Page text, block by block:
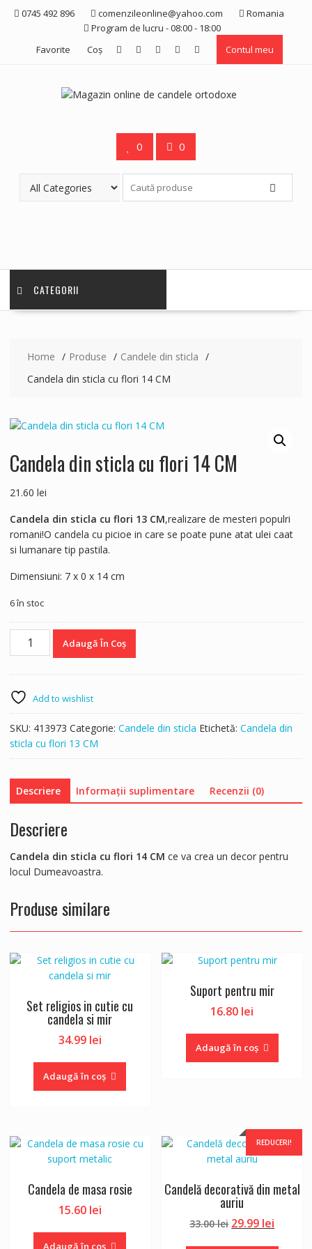
Skip 0745 492 896 comenzileonline@yahoo.com
Romania
Program de lucru - 08:00 - 18:00
Favorite
Coş Contul meu
0 0
CATEGORII
Home Produse
Candele din sticla
Candela din sticla cu flori 14 CM
Candela din sticla cu flori 14 CM
21.60 lei
Candela din sticla cu flori 13 CM,realizare de mesteri populri
romani!O candela cu picioe in care se poate pune atat ulei caat
si lumanare tip pastila.
Dimensiuni: 7 x 0 x 14 cm
6 în stoc
Cantitate
Candela
cu
flori
14
CM
Adaugă În Coș
Add to wishlist
SKU: 413973 Categorie: Candele din sticla Etichetă: Candela din
sticla cu flori 13 CM
Descriere Informații suplimentare Recenzii (0)
Descriere
Candela din sticla cu flori 14 CM ce va crea un decor pentru
locul Dumeavoastra.
Produse similare
Set religios in cutie cu
candela si mir
34.99 lei
Adaugă în coș
Suport pentru mir
16.80 lei
Adaugă în coș
Candela de masa rosie
15.60 lei
Adaugă în coș
REDUCERI!
Candelă decorativă din metal
auriu
33.00lei Prețul
29.99 lei